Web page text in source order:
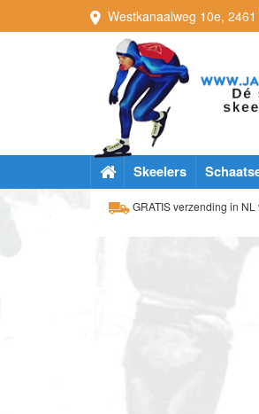
Westkanaalweg 10e,
Skeelers
GRATIS verzending in